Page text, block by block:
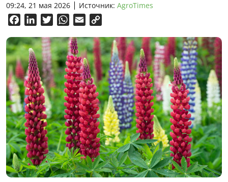
09:24, 21 мая 2026 Источник: AgroTimes
FacebookLinkedInTwitterWhatsApp
Email